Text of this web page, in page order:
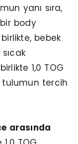
yanı sıra,
body
bebek
1,0 TOG
tulumun tercih
arasında